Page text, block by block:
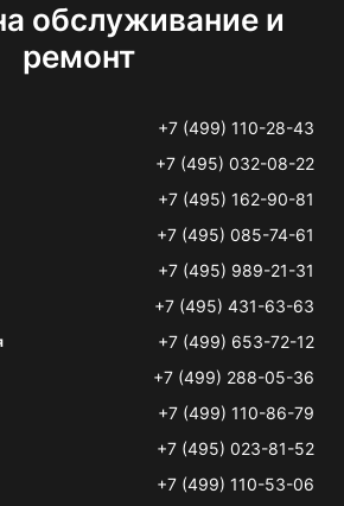
обслуживание и
ремонт
+7 (499) 110-28-43
+7 (495) 032-08-22
+7 (495) 162-90-81
+7 (495) 085-74-61
+7 (495) 989-21-31
+7 (495) 431-63-63
+7 (499) 653-72-12
+7 (499) 288-05-36
+7 (499) 110-86-79
+7 (495) 023-81-52
+7 (499) 110-53-06